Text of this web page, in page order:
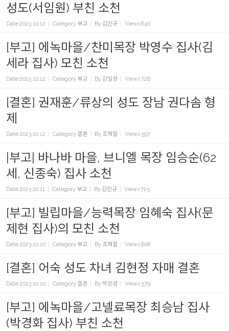
성도(서임원) 부친 소천
Date2023.10.12 Category 부고 By 김진규 Views640
[부고] 에녹마을/찬미목장 박영수 집사(김
세라 집사) 모친 소천
Date2023.10.12 Category 부고 By 강일성 Views726
[결혼] 권재훈/류상의 성도 장남 권다솜 형
제
Date2023.10.12 Category결혼 By 조재철 Views 597
|부고| 바나바 마을, 브니엘 목장 임승순(62
세, 신종숙) 집사 소천
Date2023.10.11 Category 부고 By 김진규 Views725
[부고] 빌립마을/능력목장 임혜숙 집사(문
제현 집사)의 모친 소천
Date2023.10.10 Category 부고 By 조재철 Views808
[결혼] 어숙 성도 차녀 김현정 자매 결혼
Date2023.10.10 Category결혼 By 박은성 Views 579
[부고] 에녹마을/고넬료목장 최승남 집사
(박경화 집사) 부친 소천